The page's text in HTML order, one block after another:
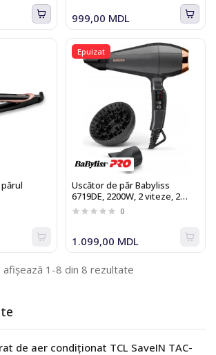
de aer condiționat TCL SaveIN TAC-
999,00 MDL
Epuizat
Uscător de păr Babyliss
6719DE, 2200W, 2 viteze, 2
trepte temperatura
0
1.099,00 MDL
afișează 1-8 din 8 rezultate